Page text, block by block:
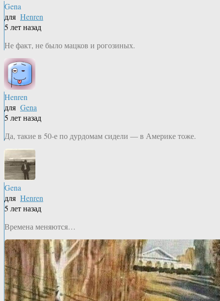
Gena
для Henren
5 лет назад
Не факт, не было мацков и рогозиных.
Henren
для Gena
5 лет назад
Да, такие в 50-е по дурдомам сидели — в Америке тоже.
Gena
для Henren
5 лет назад
Времена меняются…